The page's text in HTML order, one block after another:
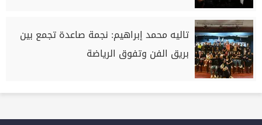
تاليه محمد إبراهيم: نجمة صاعدة تجمع بين
بريق الفن وتفوق الرياضة